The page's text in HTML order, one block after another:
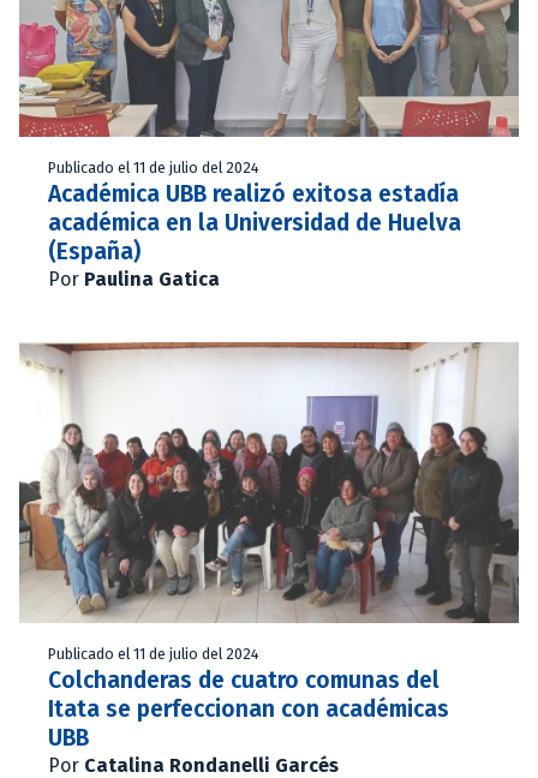
Publicado el 11 de julio del 2024
Académica UBB realizó exitosa estadía
académica en la Universidad de Huelva
(España)
Por Paulina Gatica
Publicado el 11 de julio del 2024
Colchanderas de cuatro comunas del
Itata se perfeccionan con académicas
UBB
Por Catalina Rondanelli Garcés